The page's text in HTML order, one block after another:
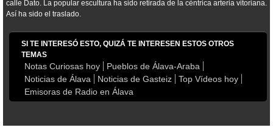
calle Dato. La popular escultura ha sido retirada de la céntrica arteria vitoriana.
Así ha sido el traslado.
SI TE INTERESÓ ESTO, QUIZÁ TE INTERESEN ESTOS OTROS
TEMAS
Notas Curiosas hoy
Pueblos de Álava-Araba
Noticias de Álava
Noticias de Gasteiz
Top Vídeos hoy
Emisoras de Radio en Álava